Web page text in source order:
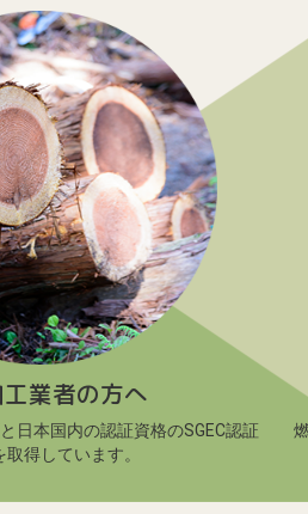
業者の方へ
日本国内の認証資格のSGEC認証
得しています。